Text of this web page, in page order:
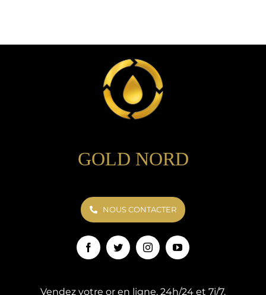
GOLD NORD
NOUS CONTACTER
Vendez votre or en ligne, 24h/24 et 7j/7.